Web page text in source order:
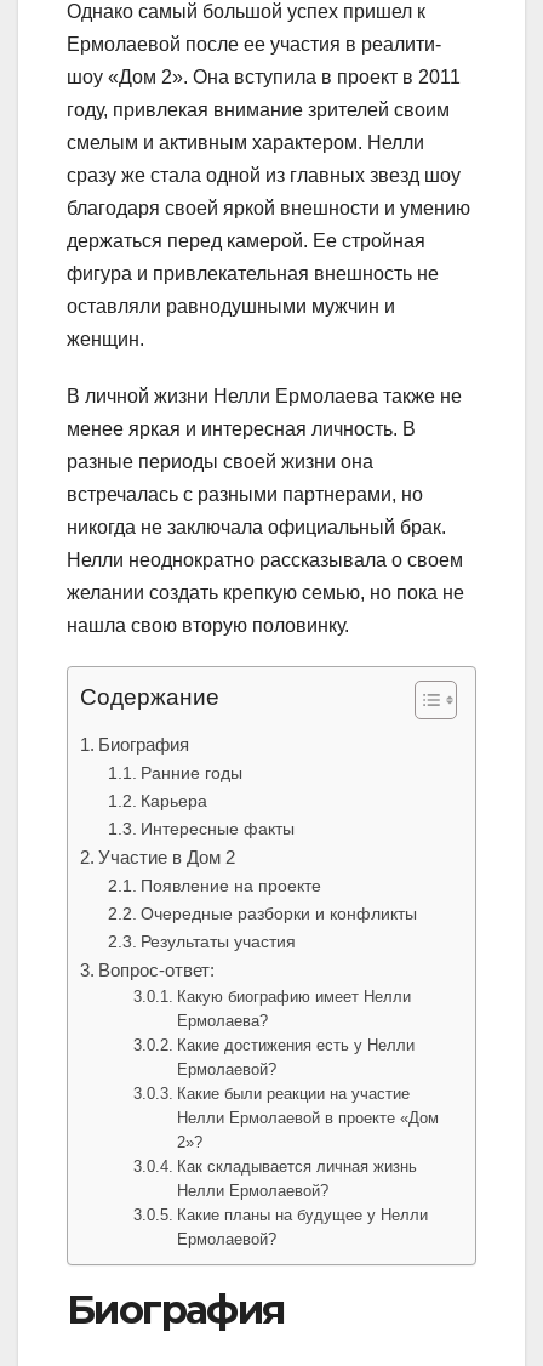
Однако самый большой успех пришел к
Ермолаевой после ее участия в реалити-
шоу «Дом 2». Она вступила в проект в 2011
году, привлекая внимание зрителей своим
смелым и активным характером. Нелли
сразу же стала одной из главных звезд шоу
благодаря своей яркой внешности и умению
держаться перед камерой. Ее стройная
фигура и привлекательная внешность не
оставляли равнодушными мужчин и
женщин.
В личной жизни Нелли Ермолаева также не
менее яркая и интересная личность. В
разные периоды своей жизни она
встречалась с разными партнерами, но
никогда не заключала официальный брак.
Нелли неоднократно рассказывала о своем
желании создать крепкую семью, но пока не
нашла свою вторую половинку.
Содержание
Биография
Ранние годы
Карьера
Интересные факты
Участие в Дом 2
Появление на проекте
Очередные разборки и конфликты
Результаты участия
Вопрос-ответ:
Какую биографию имеет Нелли
Ермолаева?
Какие достижения есть у Нелли
Ермолаевой?
Какие были реакции на участие
Нелли Ермолаевой в проекте «Дом
2»?
Как складывается личная жизнь
Нелли Ермолаевой?
Какие планы на будущее у Нелли
Ермолаевой?
Биография